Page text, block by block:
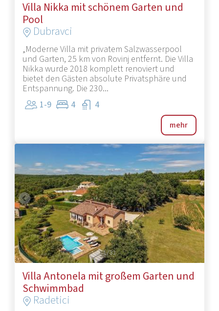
Villa Nikka mit schönem Garten und
Pool
Dubravci
„Moderne Villa mit privatem Salzwasserpool
und Garten, 25 km von Rovinj entfernt. Die Villa
Nikka wurde 2018 komplett renoviert und
bietet den Gästen absolute Privatsphäre und
Entspannung. Die 230...
1-9
4 4
mehr
1/32
Villa Antonela mit großem Garten und
Schwimmbad
Radetici